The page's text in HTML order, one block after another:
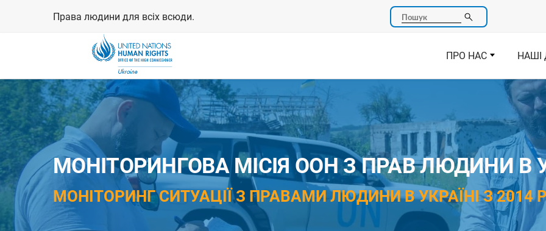
Права людини для всіх всюди. Пошук
ПРО НАС НАШІ
МОНІТОРИНГОВА МІСІЯ ООН З ПРАВ ЛЮДИНИ В
МОНІТОРИНГ СИТУАЦІЇ З ПРАВАМИ ЛЮДИНИ В УКРАЇНІ З 2014